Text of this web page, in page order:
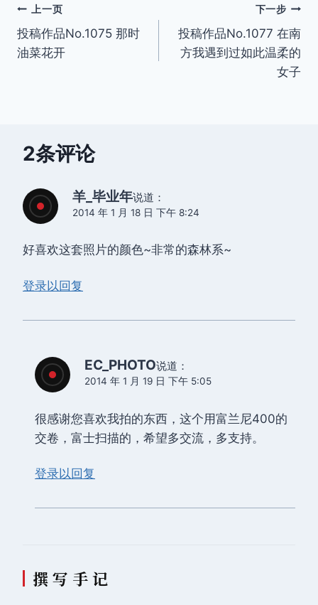
文
章
上一页
投稿作品No.1075 那时
油菜花开
下一步
投稿作品No.1077 在南
方我遇到过如此温柔的
女子
2条评论
羊_毕业年说道：
2014 年 1 月 18 日 下午 8:24
好喜欢这套照片的颜色~非常的森林系~
登录以回复
EC_PHOTO说道：
2014 年 1 月 19 日 下午 5:05
很感谢您喜欢我拍的东西，这个用富兰尼400的
交卷，富士扫描的，希望多交流，多支持。
登录以回复
撰 写 手 记